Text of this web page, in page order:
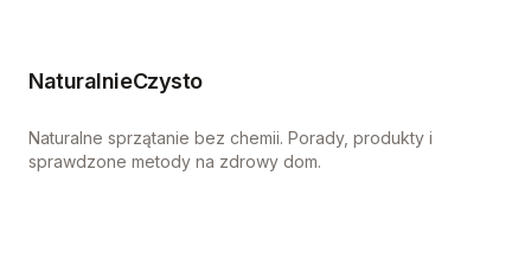
NaturalnieCzysto
Naturalne sprzątanie bez chemii. Porady, produkty i
sprawdzone metody na zdrowy dom.